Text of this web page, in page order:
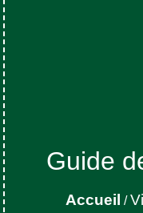
Guide
Accueil /